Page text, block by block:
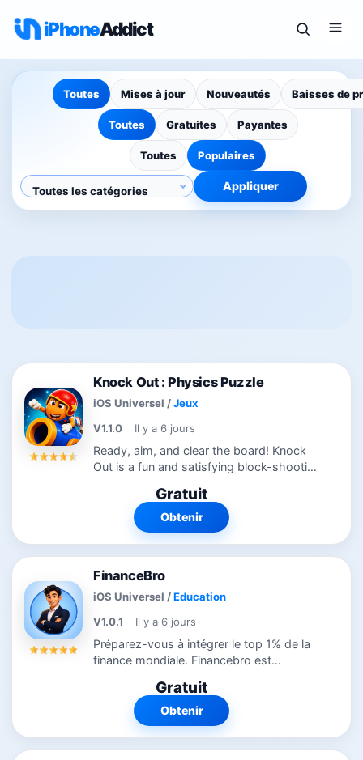
iPhoneAddict
Toutes Mises à jour Nouveautés Baisses de
Toutes Gratuites Payantes
Toutes Populaires
Appliquer
Knock Out : Physics Puzzle
iOS Universel /Jeux
V1.1.0
Il y a 6 jours
Ready, aim, and clear the board! Knock
Out is a fun and satisfying block-shooting
you closer to victory. Blast colorful
blocks, topple clever structures, and...
Gratuit
Obtenir
FinanceBro
iOS Universel /Education
V1.0.1
Il y a 6 jours
Préparez-vous à intégrer le top 1% de la
finance mondiale. Financebro est
ultime conçue pour les étudiants et jeunes
professionnels visant les...
Gratuit
Obtenir